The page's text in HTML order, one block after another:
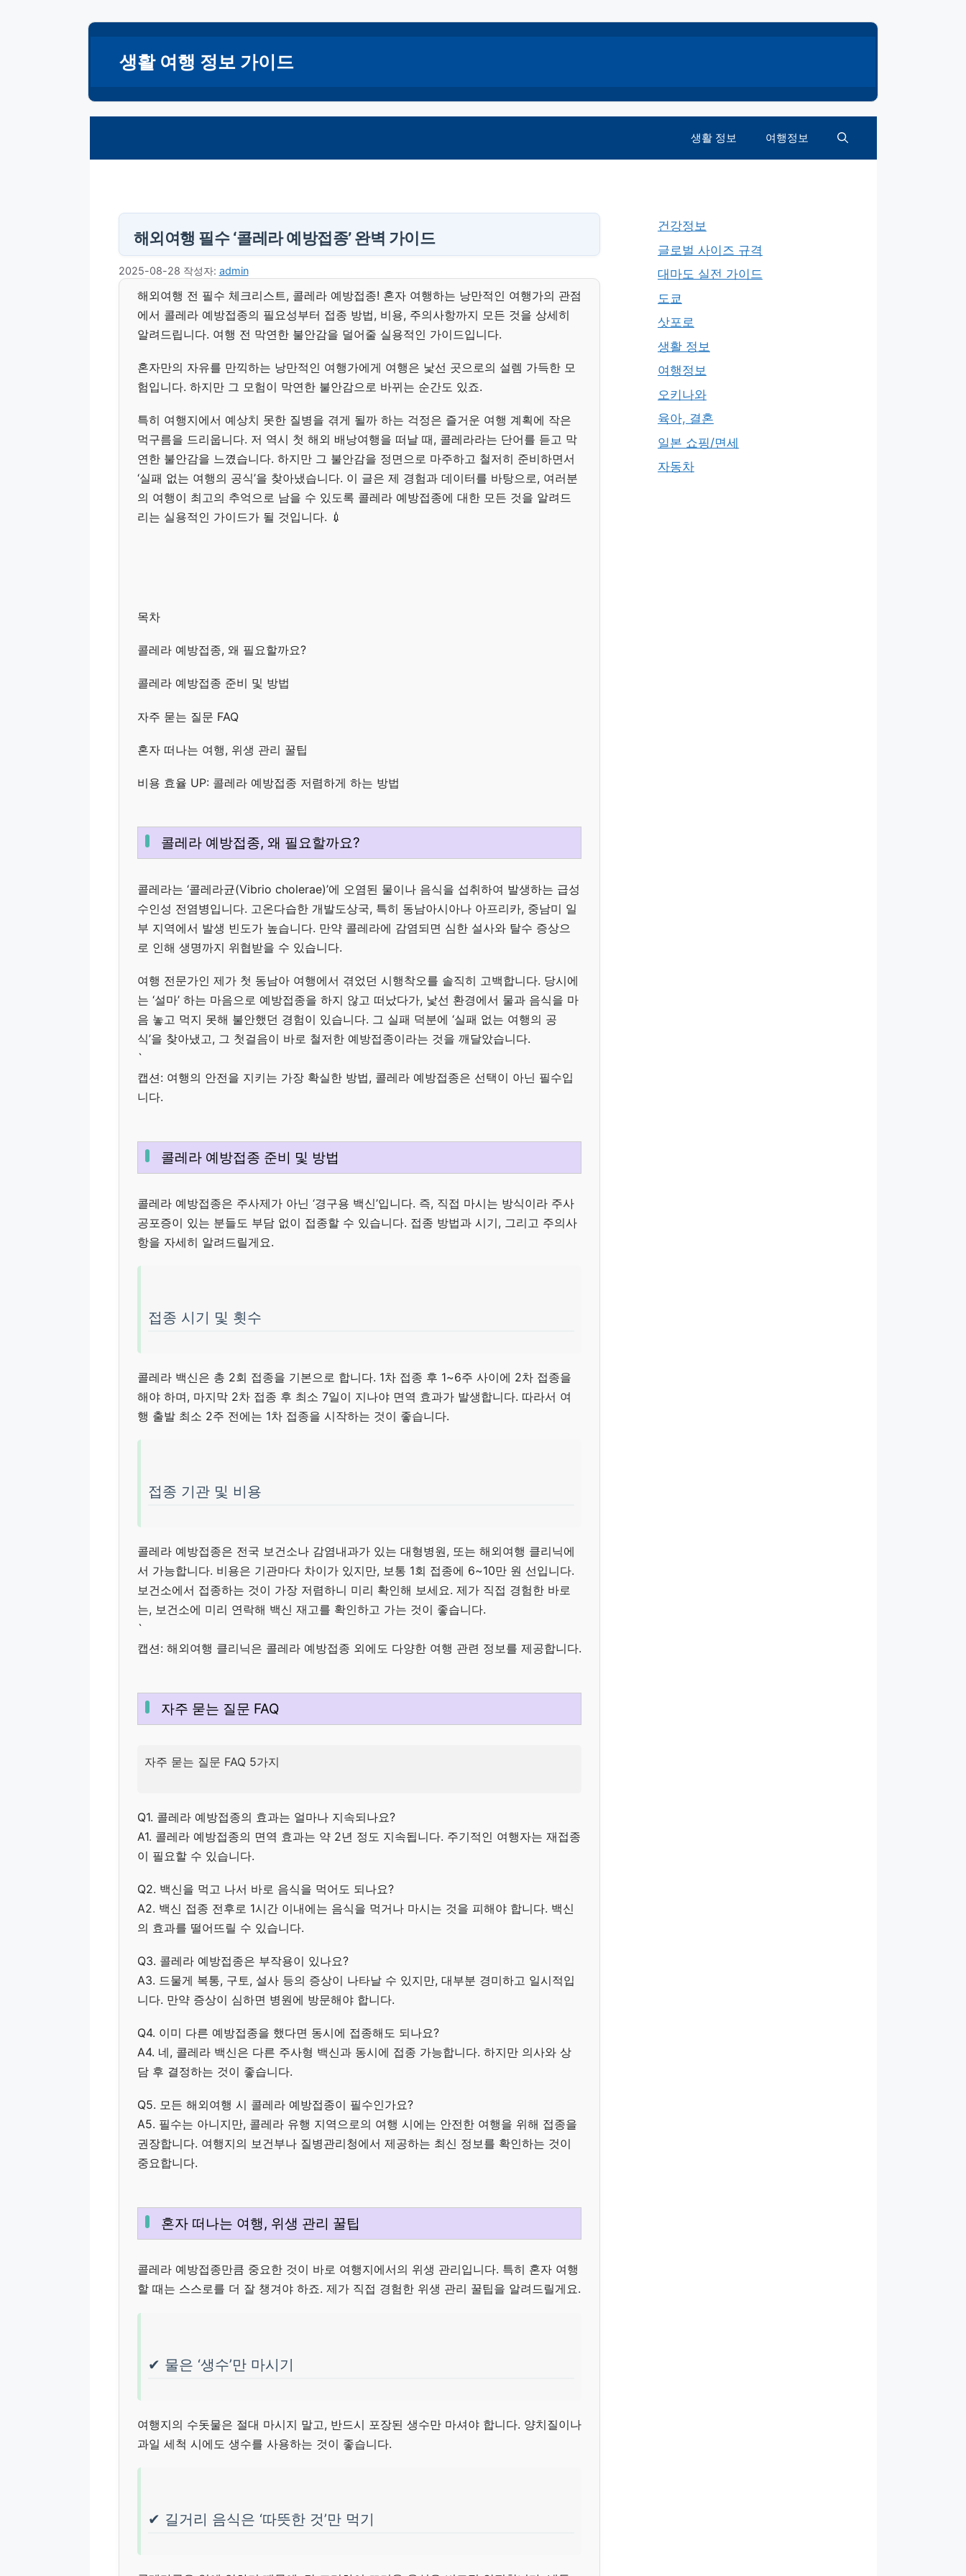
생활 여행 정보 가이드
생활 정보 여행정보
해외여행 필수 ‘콜레라 예방접종’ 완벽 가이드
2025-08-28 작성자: admin
해외여행 전 필수 체크리스트, 콜레라 예방접종! 혼자 여행하는 낭만적인 여행가의 관점
에서 콜레라 예방접종의 필요성부터 접종 방법, 비용, 주의사항까지 모든 것을 상세히
알려드립니다. 여행 전 막연한 불안감을 덜어줄 실용적인 가이드입니다.
혼자만의 자유를 만끽하는 낭만적인 여행가에게 여행은 낯선 곳으로의 설렘 가득한 모
험입니다. 하지만 그 모험이 막연한 불안감으로 바뀌는 순간도 있죠.
특히 여행지에서 예상치 못한 질병을 겪게 될까 하는 걱정은 즐거운 여행 계획에 작은
먹구름을 드리웁니다. 저 역시 첫 해외 배낭여행을 떠날 때, 콜레라라는 단어를 듣고 막
연한 불안감을 느꼈습니다. 하지만 그 불안감을 정면으로 마주하고 철저히 준비하면서
‘실패 없는 여행의 공식’을 찾아냈습니다. 이 글은 제 경험과 데이터를 바탕으로, 여러분
의 여행이 최고의 추억으로 남을 수 있도록 콜레라 예방접종에 대한 모든 것을 알려드
리는 실용적인 가이드가 될 것입니다. 💉
목차
콜레라 예방접종, 왜 필요할까요?
콜레라 예방접종 준비 및 방법
자주 묻는 질문 FAQ
혼자 떠나는 여행, 위생 관리 꿀팁
비용 효율 UP: 콜레라 예방접종 저렴하게 하는 방법
콜레라 예방접종, 왜 필요할까요?
콜레라는 ‘콜레라균(Vibrio cholerae)’에 오염된 물이나 음식을 섭취하여 발생하는 급성
수인성 전염병입니다. 고온다습한 개발도상국, 특히 동남아시아나 아프리카, 중남미 일
부 지역에서 발생 빈도가 높습니다. 만약 콜레라에 감염되면 심한 설사와 탈수 증상으
로 인해 생명까지 위협받을 수 있습니다.
여행 전문가인 제가 첫 동남아 여행에서 겪었던 시행착오를 솔직히 고백합니다. 당시에
는 ‘설마’ 하는 마음으로 예방접종을 하지 않고 떠났다가, 낯선 환경에서 물과 음식을 마
음 놓고 먹지 못해 불안했던 경험이 있습니다. 그 실패 덕분에 ‘실패 없는 여행의 공
식’을 찾아냈고, 그 첫걸음이 바로 철저한 예방접종이라는 것을 깨달았습니다.
`
캡션: 여행의 안전을 지키는 가장 확실한 방법, 콜레라 예방접종은 선택이 아닌 필수입
니다.
콜레라 예방접종 준비 및 방법
콜레라 예방접종은 주사제가 아닌 ‘경구용 백신’입니다. 즉, 직접 마시는 방식이라 주사
공포증이 있는 분들도 부담 없이 접종할 수 있습니다. 접종 방법과 시기, 그리고 주의사
항을 자세히 알려드릴게요.
접종 시기 및 횟수
콜레라 백신은 총 2회 접종을 기본으로 합니다. 1차 접종 후 1~6주 사이에 2차 접종을
해야 하며, 마지막 2차 접종 후 최소 7일이 지나야 면역 효과가 발생합니다. 따라서 여
행 출발 최소 2주 전에는 1차 접종을 시작하는 것이 좋습니다.
접종 기관 및 비용
콜레라 예방접종은 전국 보건소나 감염내과가 있는 대형병원, 또는 해외여행 클리닉에
서 가능합니다. 비용은 기관마다 차이가 있지만, 보통 1회 접종에 6~10만 원 선입니다.
보건소에서 접종하는 것이 가장 저렴하니 미리 확인해 보세요. 제가 직접 경험한 바로
는, 보건소에 미리 연락해 백신 재고를 확인하고 가는 것이 좋습니다.
`
캡션: 해외여행 클리닉은 콜레라 예방접종 외에도 다양한 여행 관련 정보를 제공합니다.
자주 묻는 질문 FAQ
자주 묻는 질문 FAQ 5가지
Q1. 콜레라 예방접종의 효과는 얼마나 지속되나요?
A1. 콜레라 예방접종의 면역 효과는 약 2년 정도 지속됩니다. 주기적인 여행자는 재접종
이 필요할 수 있습니다.
Q2. 백신을 먹고 나서 바로 음식을 먹어도 되나요?
A2. 백신 접종 전후로 1시간 이내에는 음식을 먹거나 마시는 것을 피해야 합니다. 백신
의 효과를 떨어뜨릴 수 있습니다.
Q3. 콜레라 예방접종은 부작용이 있나요?
A3. 드물게 복통, 구토, 설사 등의 증상이 나타날 수 있지만, 대부분 경미하고 일시적입
니다. 만약 증상이 심하면 병원에 방문해야 합니다.
Q4. 이미 다른 예방접종을 했다면 동시에 접종해도 되나요?
A4. 네, 콜레라 백신은 다른 주사형 백신과 동시에 접종 가능합니다. 하지만 의사와 상
담 후 결정하는 것이 좋습니다.
Q5. 모든 해외여행 시 콜레라 예방접종이 필수인가요?
A5. 필수는 아니지만, 콜레라 유행 지역으로의 여행 시에는 안전한 여행을 위해 접종을
권장합니다. 여행지의 보건부나 질병관리청에서 제공하는 최신 정보를 확인하는 것이
중요합니다.
혼자 떠나는 여행, 위생 관리 꿀팁
콜레라 예방접종만큼 중요한 것이 바로 여행지에서의 위생 관리입니다. 특히 혼자 여행
할 때는 스스로를 더 잘 챙겨야 하죠. 제가 직접 경험한 위생 관리 꿀팁을 알려드릴게요.
✔ 물은 ‘생수’만 마시기
여행지의 수돗물은 절대 마시지 말고, 반드시 포장된 생수만 마셔야 합니다. 양치질이나
과일 세척 시에도 생수를 사용하는 것이 좋습니다.
✔ 길거리 음식은 ‘따뜻한 것’만 먹기
건강정보
글로벌 사이즈 규격
대마도 실전 가이드
도쿄
삿포로
생활 정보
여행정보
오키나와
육아, 결혼
일본 쇼핑/면세
자동차